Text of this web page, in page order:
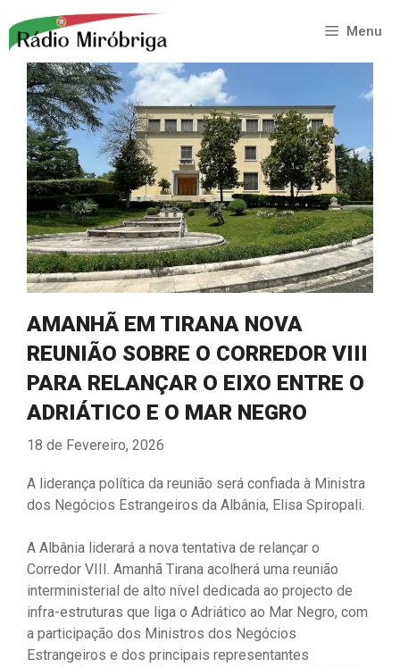
para
conteúdo
Menu
AMANHÃ EM TIRANA NOVA
REUNIÃO SOBRE O CORREDOR VIII
PARA RELANÇAR O EIXO ENTRE O
ADRIÁTICO E O MAR NEGRO
18 de Fevereiro, 2026
A liderança política da reunião será confiada à Ministra
dos Negócios Estrangeiros da Albânia, Elisa Spiropali.
A Albânia liderará a nova tentativa de relançar o
Corredor VIII. Amanhã Tirana acolherá uma reunião
interministerial de alto nível dedicada ao projecto de
infra-estruturas que liga o Adriático ao Mar Negro, com
a participação dos Ministros dos Negócios
Estrangeiros e dos principais representantes